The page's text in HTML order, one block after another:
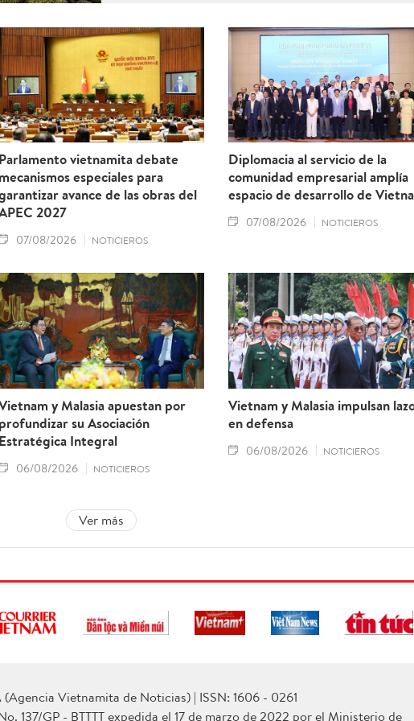
Parlamento vietnamita debate
mecanismos especiales para
avance de las obras del
2027
07/08/2026 NOTICIEROS
Diplomacia al servicio de la
comunidad empresarial amplía
espacio de desarrollo de
07/08/2026 NOTICIEROS
y Malasia apuestan por
profundizar su Asociación
Estratégica Integral
06/08/2026 NOTICIEROS
Vietnam y Malasia impulsan
en defensa
06/08/2026 NOTICIEROS
Ver más
(Agencia Vietnamita de Noticias) | ISSN: 1606 - 0261
137/GP - BTTTT expedida el 17 de marzo de 2022 por el Ministerio de